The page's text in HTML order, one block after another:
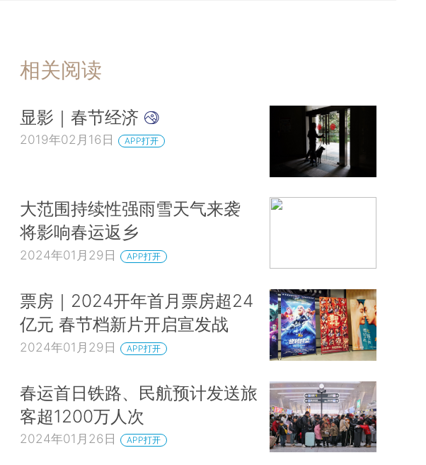
相关阅读
显影｜春节经济
2019年02月16日 APP打开
大范围持续性强雨雪天气来袭
将影响春运返乡
2024年01月29日 APP打开
票房｜2024开年首月票房超24
亿元 春节档新片开启宣发战
2024年01月29日 APP打开
春运首日铁路、民航预计发送旅
客超1200万人次
2024年01月26日 APP打开